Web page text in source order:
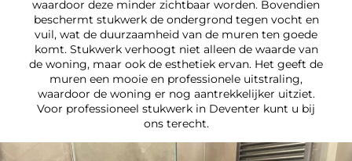
waardoor deze minder zichtbaar worden. Bovendien
beschermt stukwerk de ondergrond tegen vocht en
vuil, wat de duurzaamheid van de muren ten goede
komt. Stukwerk verhoogt niet alleen de waarde van
de woning, maar ook de esthetiek ervan. Het geeft de
muren een mooie en professionele uitstraling,
waardoor de woning er nog aantrekkelijker uitziet.
Voor professioneel stukwerk in Deventer kunt u bij
ons terecht.